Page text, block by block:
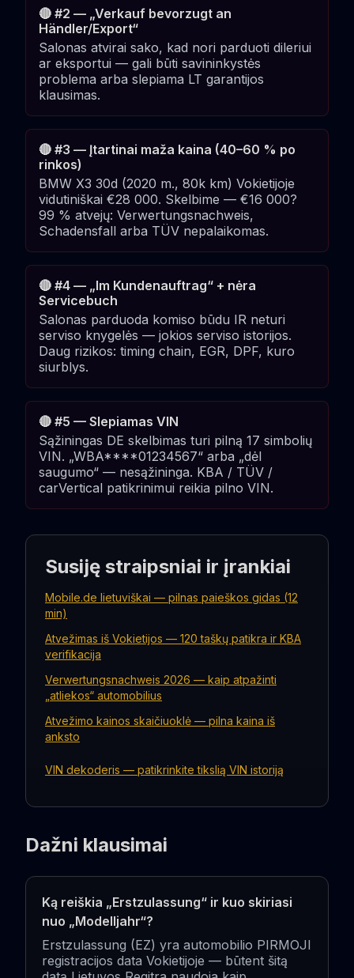
🔴 #2 — „Verkauf bevorzugt an
Händler/Export“
Salonas atvirai sako, kad nori parduoti dileriui
ar eksportui — gali būti savininkystės
problema arba slepiama LT garantijos
klausimas.
🔴 #3 — Įtartinai maža kaina (40–60 % po
rinkos)
BMW X3 30d (2020 m., 80k km) Vokietijoje
vidutiniškai €28 000. Skelbime — €16 000?
99 % atvejų: Verwertungsnachweis,
Schadensfall arba TÜV nepalaikomas.
🔴 #4 — „Im Kundenauftrag“ + nėra
Servicebuch
Salonas parduoda komiso būdu IR neturi
serviso knygelės — jokios serviso istorijos.
Daug rizikos: timing chain, EGR, DPF, kuro
siurblys.
🔴 #5 — Slepiamas VIN
Sąžiningas DE skelbimas turi pilną 17 simbolių
VIN. „WBA****01234567“ arba „dėl
saugumo“ — nesąžininga. KBA / TÜV /
carVertical patikrinimui reikia pilno VIN.
Susiję straipsniai ir įrankiai
Mobile.de lietuviškai — pilnas paieškos gidas (12
min)
Atvežimas iš Vokietijos — 120 taškų patikra ir KBA
verifikacija
Verwertungsnachweis 2026 — kaip atpažinti
„atliekos“ automobilius
Atvežimo kainos skaičiuoklė — pilna kaina iš
anksto
VIN dekoderis — patikrinkite tikslią VIN istoriją
Dažni klausimai
Ką reiškia „Erstzulassung“ ir kuo skiriasi
nuo „Modelljahr“?
Erstzulassung (EZ) yra automobilio PIRMOJI
registracijos data Vokietijoje — būtent šitą